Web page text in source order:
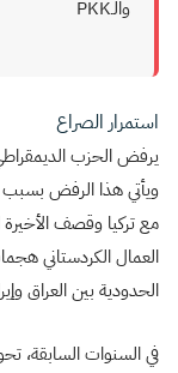
والـPKK
استمرار الصراع
يرفض الحزب
ويأتي هذا الرفض بسبب
مع تركيا وقصف الأخيرة
العمال الكردستاني
الحدودية بين العراق
في السنوات السابقة،